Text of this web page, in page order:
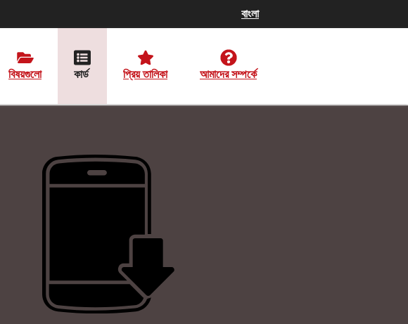
বিষয়গুলো কার্ড প্রিয় তালিকা আমাদের সম্পর্কে
বাংলা